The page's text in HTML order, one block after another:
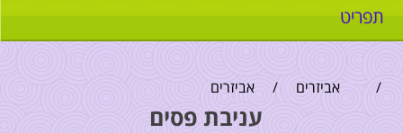
תפריט
/ אביזרים / אביזרים
עניבת פסים